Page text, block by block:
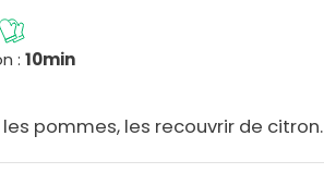
:10min
pommes, les recouvrir de citron.